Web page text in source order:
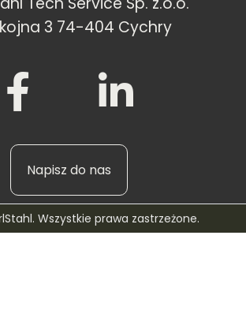
3 74-404 Cychry
Napisz do nas
Wszystkie prawa zastrzeżone.